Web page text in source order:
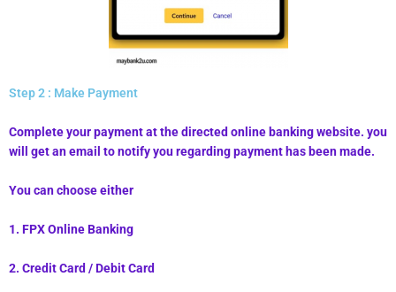
Step 2 : Make Payment
Complete your payment at the directed online banking website. you
will get an email to notify you regarding payment has been made.
You can choose either
1. FPX Online Banking
2. Credit Card / Debit Card